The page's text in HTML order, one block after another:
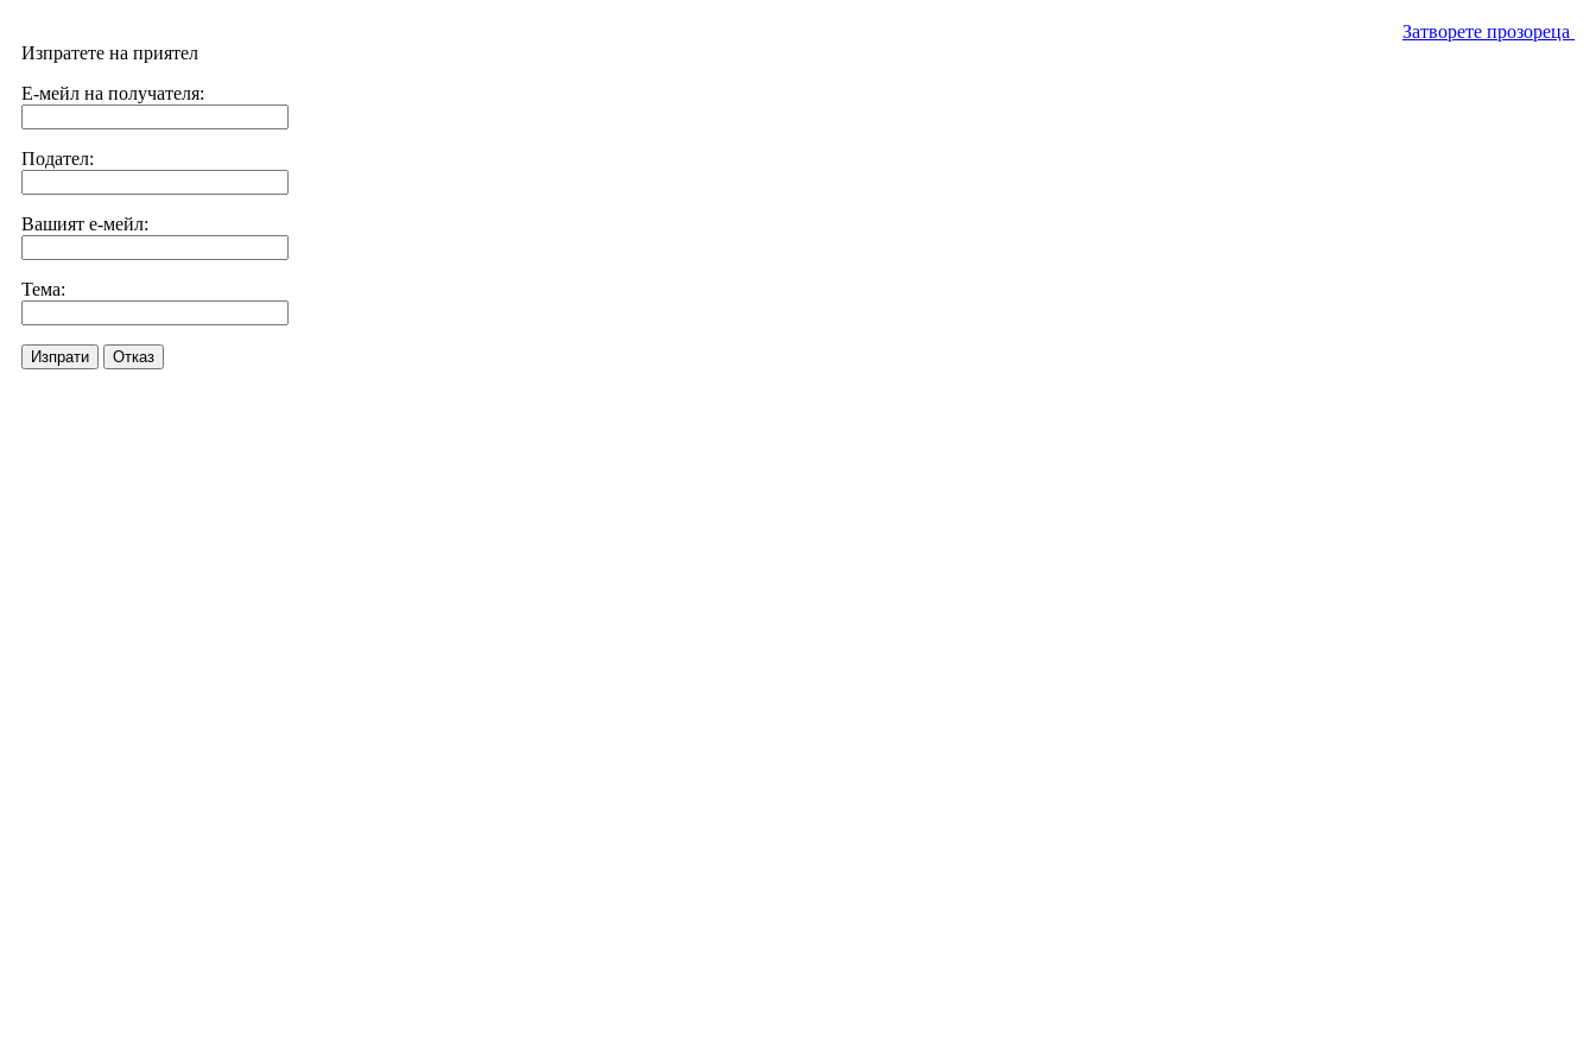
Затворете прозореца
Изпратете на приятел
Е-мейл на получателя:
Подател:
Вашият е-мейл:
Тема:
Изпрати Отказ